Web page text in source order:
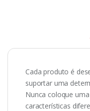
Cada produto é
suportar uma
Nunca coloque
características